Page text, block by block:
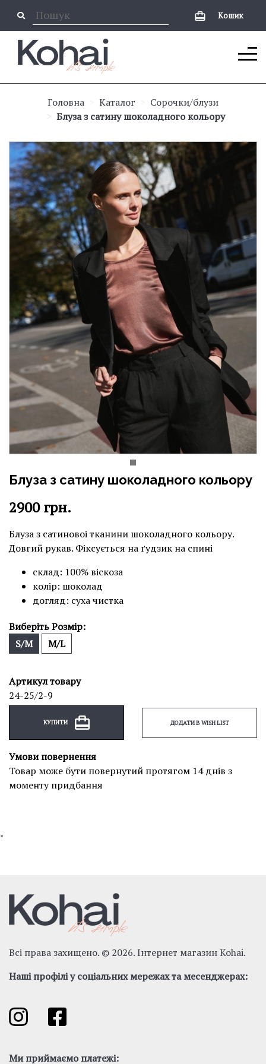
Кошик
Головна Каталог
Сорочки/блузи
Блуза з сатину шоколадного кольору
Блуза з сатину шоколадного кольору
2900грн.
Блуза з сатиновоі тканини шоколадного кольору.
Довгий рукав. Фіксується на ґудзик на спині
склад: 100% віскоза
колір: шоколад
догляд: суха чистка
Виберіть Розмір:
S/M
M/L
Артикул товару
24-25/2-9
КУПИТИ ДОДАТИ В WISH LIST
Умови повернення
Товар може бути повернутий протягом 14 днів з
моменту придбання
"
Всі права захищено. © 2026. Інтернет магазин Kohai.
Наші профілі у соціальних мережах та месенджерах:
Ми приймаємо платежі: